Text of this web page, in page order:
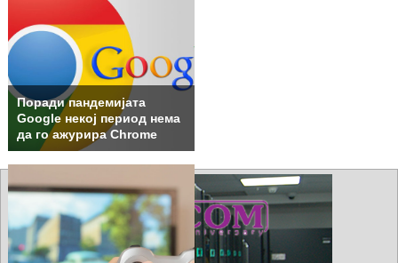
Поради пандемијата
Google некој период нема
да го ажурира Chrome